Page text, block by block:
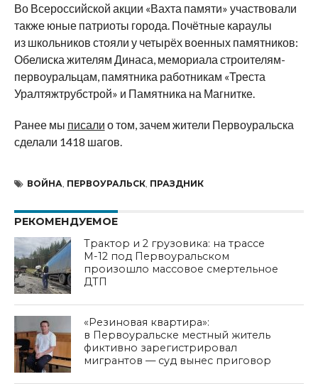
Во Всероссийской акции «Вахта памяти» участвовали
также юные патриоты города. Почётные караулы
из школьников стояли у четырёх военных памятников:
Обелиска жителям Динаса, мемориала строителям-
первоуральцам , памятника работникам «Треста
Уралтяжтрубстрой» и Памятника на Магнитке.
Ранее мы писали о том, зачем жители Первоуральска
сделали 1418 шагов.
ВОЙНА ПЕРВОУРАЛЬСК, ПРАЗДНИК
РЕКОМЕНДУЕМОЕ
Трактор и 2 грузовика: на трассе
М-12 под Первоуральском
произошло массовое смертельное
ДТП
«Резиновая квартира»:
в Первоуральске местный житель
фиктивно зарегистрировал
мигрантов — суд вынес приговор